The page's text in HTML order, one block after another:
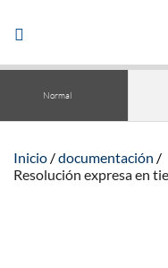
Abrir/Cerrar
navegación
Normal
Inicio
documentación
Resolución expresa en